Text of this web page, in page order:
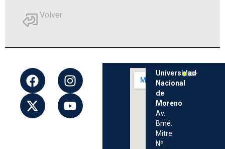
Volver
Universidad
Nacional
de
Moreno
Av.
Bmé.
Mitre
Nº